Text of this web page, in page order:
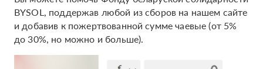
BYSOL, поддержав любой из сборов на нашем сайте
и добавив к пожертвованной сумме чаевые (от 5%
до 30%, но можно и больше).